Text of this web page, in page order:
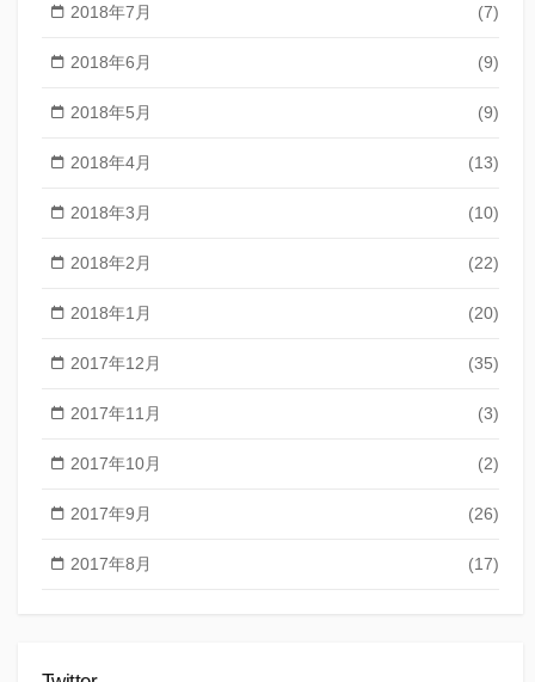
2018年7月 (7)
2018年6月 (9)
2018年5月 (9)
2018年4月 (13)
2018年3月 (10)
2018年2月 (22)
2018年1月 (20)
2017年12月 (35)
2017年11月 (3)
2017年10月 (2)
2017年9月 (26)
2017年8月 (17)